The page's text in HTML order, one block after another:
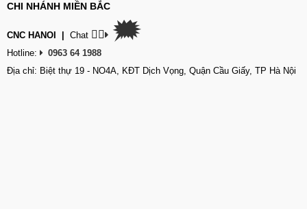
CHI NHÁNH MIỀN BẮC
CNC HANOI Chat 👉🏽 🗯
Hotline:
0963 64 1988
Địa chỉ: Biệt thự 19 - NO4A, KĐT Dịch Vọng, Quận Cầu Giấy, TP Hà Nội